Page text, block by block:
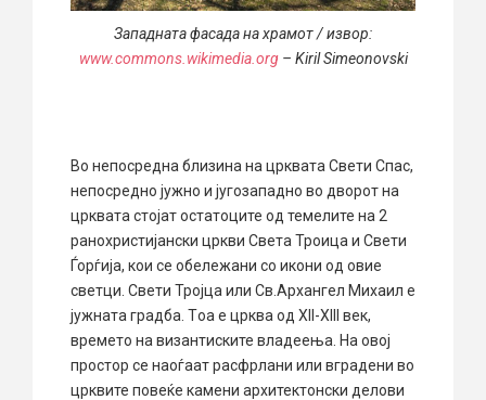
Западната фасада на храмот / извор:
www.commons.wikimedia.org– Kiril Simeonovski
Во непосредна близина на црквата Свети Спас,
непосредно јужно и југозападно во дворот на
црквата стојат остатоците од темелите на 2
ранохристијански цркви Света Троица и Свети
Ѓорѓија, кои се обележани со икони од овие
светци. Свети Тројца или Св.Архангел Михаил е
јужната градба. Tоа е црква од XII-XIII век,
времето на византиските владеења. На овој
простор се наоѓаат расфрлани или вградени во
црквите повеќе камени архитектонски делови